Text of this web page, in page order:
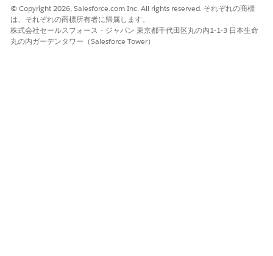
© Copyright 2026, Salesforce.com Inc. All rights reserved. それぞれの商標
は、それぞれの商標所有者に帰属します。
株式会社セールスフォース・ジャパン 東京都千代田区丸の内1-1-3 日本生命
丸の内ガーデンタワー（Salesforce Tower）